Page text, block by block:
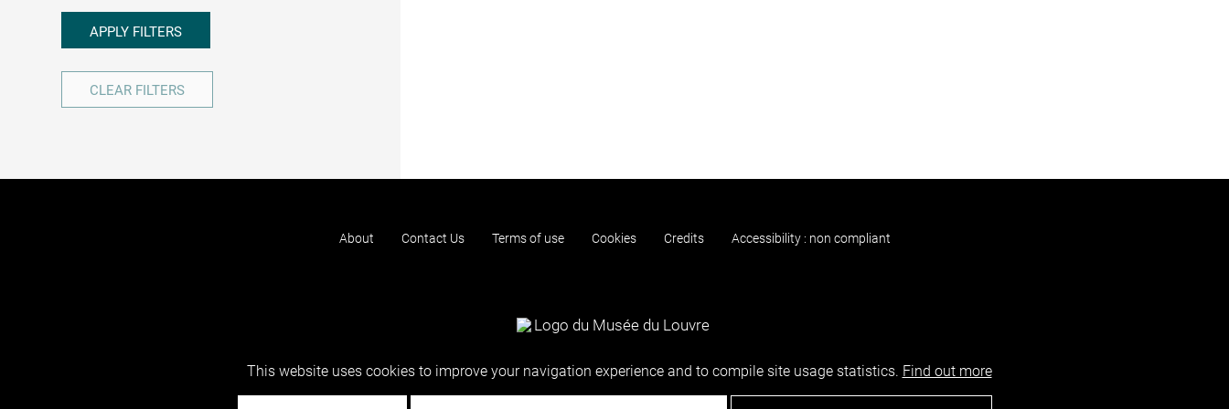
APPLY FILTERS
CLEAR FILTERS
About Contact Us Terms of use Cookies Credits Accessibility : non compliant
This website uses cookies to improve your navigation experience and to compile site usage statistics. Find out more